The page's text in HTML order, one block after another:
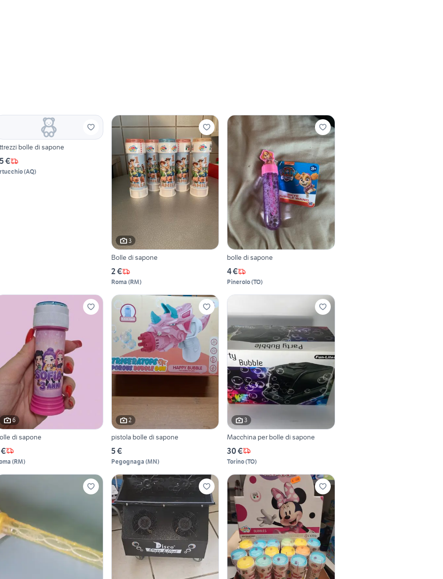
bolle di sapone
€
(AQ)
3
Bolle di sapone
2 €
Roma (RM)
bolle di sapone
4 €
Pinerolo(TO)
6
di sapone
(RM)
2
pistola bolle di sapone
5 €
Pegognaga (MN)
3
Macchina per bolle di sapone
30 €
Torino(TO)